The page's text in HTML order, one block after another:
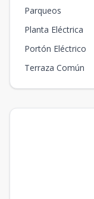
Parqueos
Planta Eléctrica
Portón Eléctrico
Terraza Común